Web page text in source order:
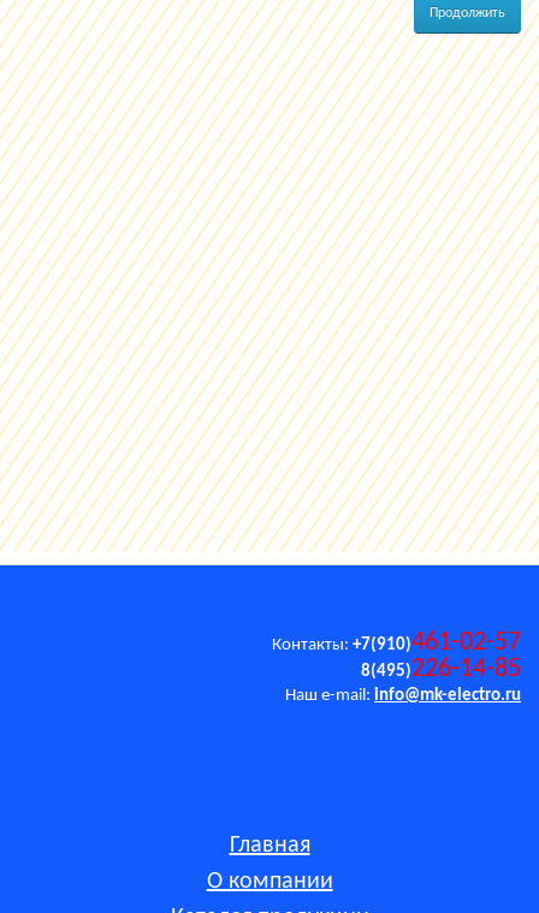
Продолжить
Контакты: +7(910)461-02-57
8(495)226-14-85
Наш e-mail: info@mk-electro.ru
Главная
О компании